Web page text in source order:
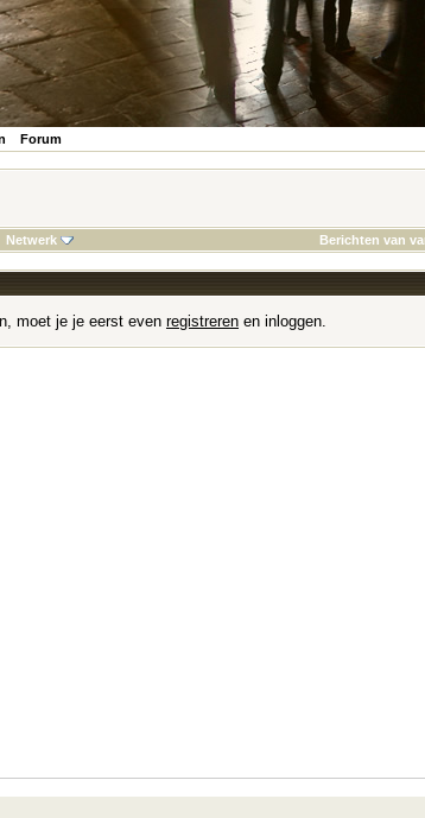
Forum
Netwerk Berichten van
moet je je eerst even registreren en inloggen.